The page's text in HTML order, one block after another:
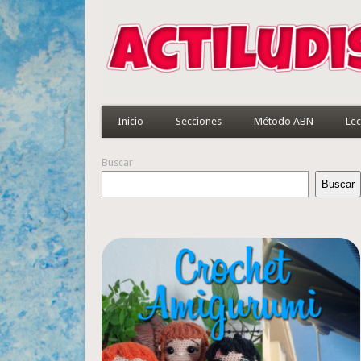
Inicio Secciones Método ABN
Buscar
Buscar